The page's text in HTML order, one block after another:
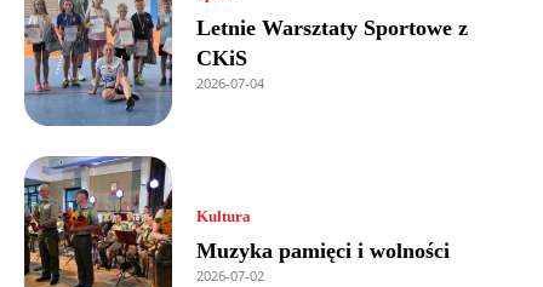
Letnie Warsztaty Sportowe z
CKiS
2026-07-04
Kultura
Muzyka pamięci i wolności
2026-07-02